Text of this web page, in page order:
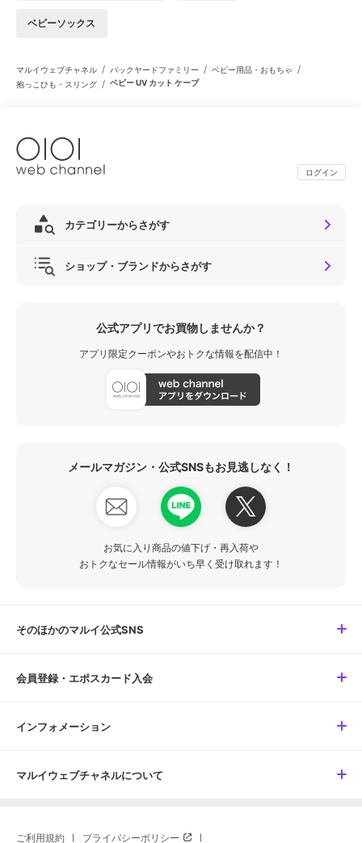
ベビーソックス
マルイウェブチャネル / バックヤードファミリー / ベビー用品・おもちゃ /
抱っこひも・スリング / ベビー UV カット ケープ
ログイン
カテゴリーからさがす
ショップ・ブランドからさがす
公式アプリでお買物しませんか？
アプリ限定クーポンやおトクな情報を配信中！
メールマガジン・公式SNSもお見逃しなく！
お気に入り商品の値下げ・再入荷や
おトクなセール情報がいち早く受け取れます！
そのほかのマルイ公式SNS
会員登録・エポスカード入会
インフォメーション
マルイウェブチャネルについて
ご利用規約 プライバシーポリシー